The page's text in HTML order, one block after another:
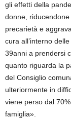
gli effetti della
donne,
precarietà e
cura all’interno
39anni a prendersi
quanto riguarda la
del Consiglio
ulteriormente in
viene perso dal
famiglia».